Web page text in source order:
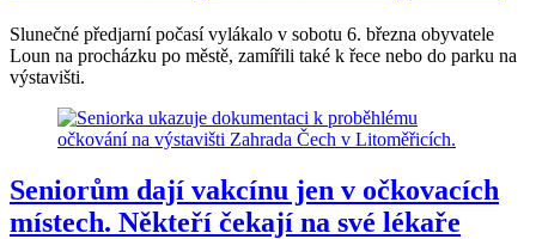
Slunečné předjarní počasí vylákalo v sobotu 6. března obyvatele
Loun na procházku po městě, zamířili také k řece nebo do parku na
výstavišti.
Seniorům dají vakcínu jen v očkovacích
místech. Někteří čekají na své lékaře